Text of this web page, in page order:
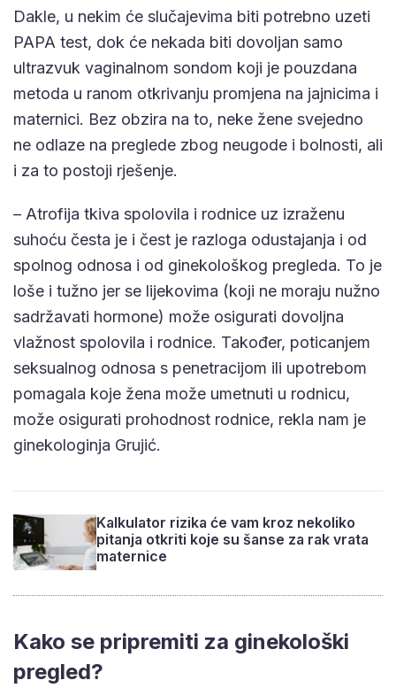
Dakle, u nekim će slučajevima biti potrebno uzeti
PAPA test, dok će nekada biti dovoljan samo
ultrazvuk vaginalnom sondom koji je pouzdana
metoda u ranom otkrivanju promjena na jajnicima i
maternici. Bez obzira na to, neke žene svejedno
ne odlaze na preglede zbog neugode i bolnosti, ali
i za to postoji rješenje.
– Atrofija tkiva spolovila i rodnice uz izraženu
suhoću česta je i čest je razloga odustajanja i od
spolnog odnosa i od ginekološkog pregleda. To je
loše i tužno jer se lijekovima (koji ne moraju nužno
sadržavati hormone) može osigurati dovoljna
vlažnost spolovila i rodnice. Također, poticanjem
seksualnog odnosa s penetracijom ili upotrebom
pomagala koje žena može umetnuti u rodnicu,
može osigurati prohodnost rodnice, rekla nam je
ginekologinja Grujić.
Kalkulator rizika će vam kroz nekoliko
pitanja otkriti koje su šanse za rak vrata
maternice
Kako se pripremiti za ginekološki
pregled?